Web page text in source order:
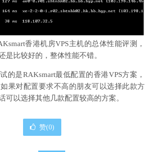
香港机房VPS主机的总体性能评测，
是比较好的，整体性能不错。
的是RAKsmart最低配置的香港VPS方案，
果对配置要求不高的朋友可以选择此款方
可以选择其他几款配置较高的方案。
赞(0)